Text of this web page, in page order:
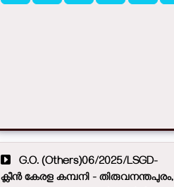
G.O. (Others)06/2025/LSGD-
ക്ലീൻ കേരള കമ്പനി - തിരുവനന്തപുരം,